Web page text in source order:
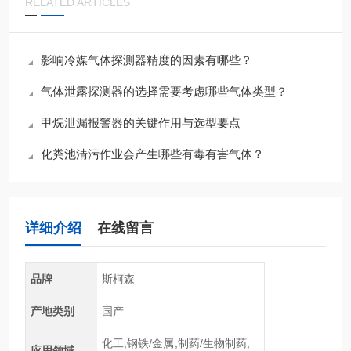
影响冷媒气体探测器精度的因素有哪些？
气体泄露探测器的选择需要考虑哪些气体类型？
甲烷泄漏报警器的关键作用与选型要点
化粪池清污作业会产生哪些有毒有害气体？
详细介绍 在线留言
品牌 斯柯森
产地类别 国产
化工,钢铁/金属,制药/生物制药,